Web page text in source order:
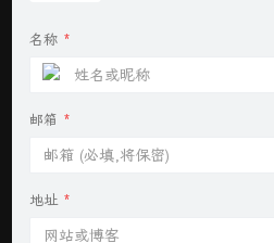
名称 *
邮箱 *
地址 *